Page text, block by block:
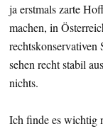
ja erstmals zarte
machen, in
sehen recht stabil
nichts.
Ich finde es wichtig